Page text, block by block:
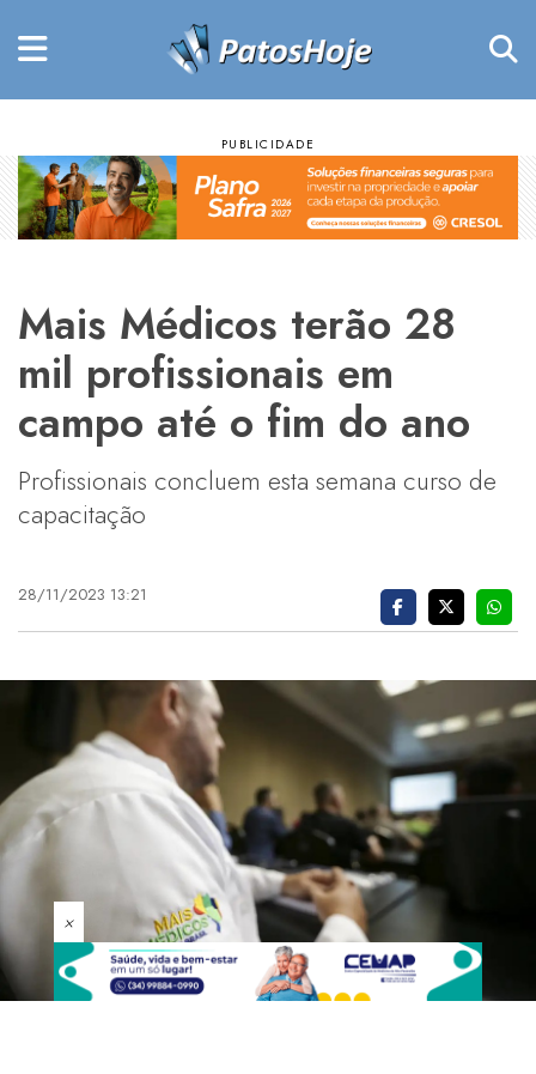
Mais Médicos terão 28
mil profissionais em
campo até o fim do ano
Profissionais concluem esta semana curso de
capacitação
28/11/2023 13:21
×